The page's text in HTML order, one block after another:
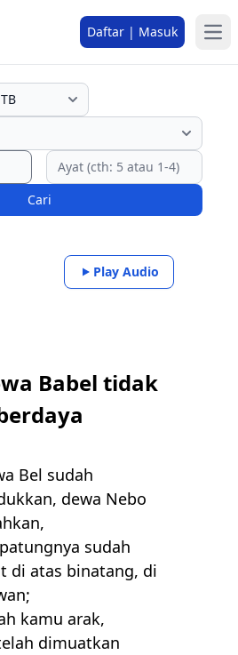
Daftar | Masuk
Cari
Play Audio
Babel tidak
Bel sudah
dewa Nebo
sudah
di atas binatang, di
kamu arak,
dimuatkan